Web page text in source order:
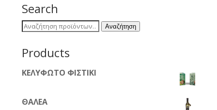
Search
Αναζήτηση
Αναζήτηση
Products
ΚΕΛΥΦΩΤΟ ΦΙΣΤΙΚΙ
ΘΑΛΕΑ